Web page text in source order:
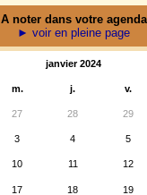
A noter dans votre agenda
► voir en pleine page
janvier 2024
m. j. v.
27 28 29
3 4 5
10 11 12
17 18 19